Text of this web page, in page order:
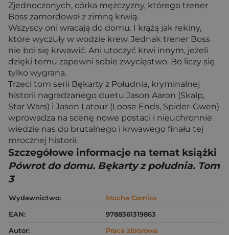
Zjednoczonych, córka mężczyzny, którego trener
Boss zamordował z zimną krwią.
Wszyscy oni wracają do domu. I krążą jak rekiny,
które wyczuły w wodzie krew. Jednak trener Boss
nie boi się krwawić. Ani utoczyć krwi innym, jeżeli
dzięki temu zapewni sobie zwycięstwo. Bo liczy się
tylko wygrana.
Trzeci tom serii Bękarty z Południa, kryminalnej
historii nagradzanego duetu Jason Aaron (Skalp,
Star Wars) i Jason Latour (Loose Ends, Spider-Gwen)
wprowadza na scenę nowe postaci i nieuchronnie
wiedzie nas do brutalnego i krwawego finału tej
mrocznej historii.
Szczegółowe informacje na temat książki
Pówrot do domu. Bękarty z południa. Tom
3
Wydawnictwo:
Mucha Comics
EAN:
9788361319863
Autor:
Praca zbiorowa